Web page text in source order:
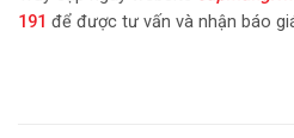
191 để được tư vấn và nhận báo